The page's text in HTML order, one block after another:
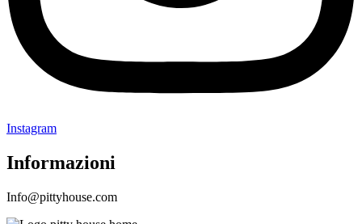
Instagram
Informazioni
Info@pittyhouse.com